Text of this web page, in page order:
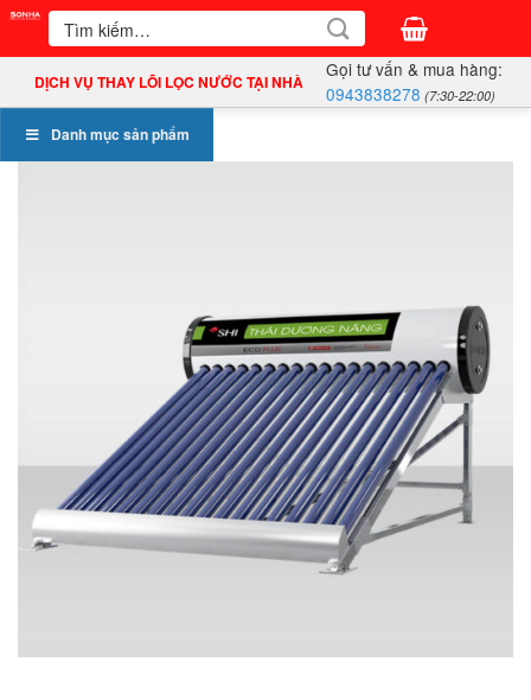
Bỏ
dung
Tìm
kiếm:
DỊCH VỤ THAY LÕI LỌC NƯỚC TẠI NHÀ
Gọi tư vấn & mua hàng:
0943838278 (7:30-22:00)
Danh mục sản phẩm